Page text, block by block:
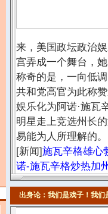
来，美国政坛政治
宫弄成一个舞台，
称奇的是，一向低
共和党高官为此称
娱乐化为阿诺·施瓦
明星走上竞选州长
易能为人所理解的
[新闻]施瓦辛格雄心
诺-施瓦辛格炒热加
出身论：我们是戏子！我们